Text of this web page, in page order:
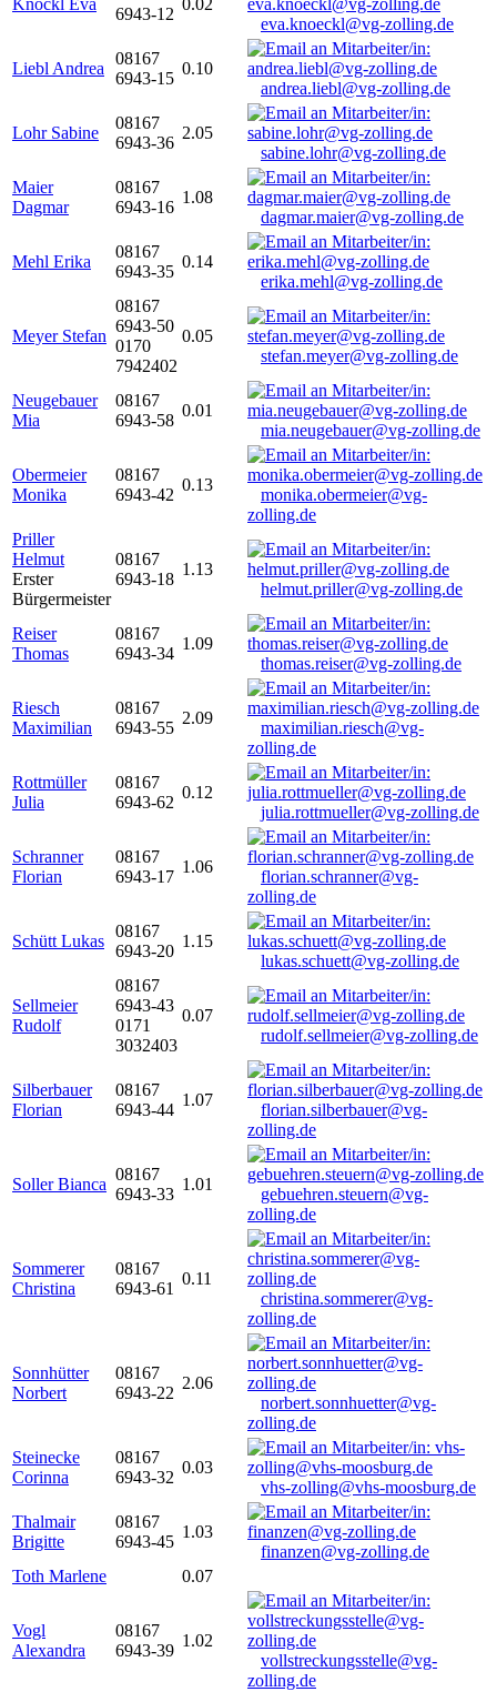
Knöckl Eva
6943-12
0.02
eva.knoeckl@vg-zolling.de
Liebl Andrea
08167
6943-15
0.10
andrea.liebl@vg-zolling.de
Lohr Sabine
08167
6943-36
2.05
sabine.lohr@vg-zolling.de
Maier
Dagmar
08167
6943-16
1.08
dagmar.maier@vg-zolling.de
Mehl Erika
08167
6943-35
0.14
erika.mehl@vg-zolling.de
Meyer Stefan
08167
6943-50
0170
7942402
0.05
stefan.meyer@vg-zolling.de
Neugebauer
Mia
08167
6943-58
0.01
mia.neugebauer@vg-zolling.de
Obermeier
Monika
08167
6943-42
0.13
monika.obermeier@vg-
zolling.de
Priller
Helmut
Erster
Bürgermeister
08167
6943-18
1.13
helmut.priller@vg-zolling.de
Reiser
Thomas
08167
6943-34
1.09
thomas.reiser@vg-zolling.de
Riesch
Maximilian
08167
6943-55
2.09
maximilian.riesch@vg-
zolling.de
Rottmüller
Julia
08167
6943-62
0.12
julia.rottmueller@vg-zolling.de
Schranner
Florian
08167
6943-17
1.06
florian.schranner@vg-
zolling.de
Schütt Lukas
08167
6943-20
1.15
lukas.schuett@vg-zolling.de
Sellmeier
Rudolf
08167
6943-43
0171
3032403
0.07
rudolf.sellmeier@vg-zolling.de
Silberbauer
Florian
08167
6943-44
1.07
florian.silberbauer@vg-
zolling.de
Soller Bianca
08167
6943-33
1.01
gebuehren.steuern@vg-
zolling.de
Sommerer
Christina
08167
6943-61
0.11
christina.sommerer@vg-
zolling.de
Sonnhütter
Norbert
08167
6943-22
2.06
norbert.sonnhuetter@vg-
zolling.de
Steinecke
Corinna
08167
6943-32
0.03
vhs-zolling@vhs-moosburg.de
Thalmair
Brigitte
08167
6943-45
1.03
finanzen@vg-zolling.de
Toth Marlene
0.07
Vogl
Alexandra
08167
6943-39
1.02
vollstreckungsstelle@vg-
zolling.de